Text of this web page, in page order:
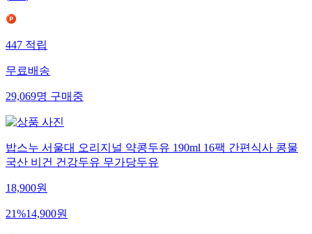
447 적립
무료배송
29,069명 구매중
밥스누 서울대 오리지널 약콩두유 190ml 16팩 간편식사 콩물
국산 비건 건강두유 무가당두유
18,900원
21%14,900원